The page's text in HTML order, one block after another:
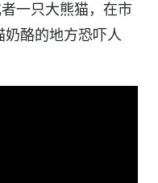
一只大熊猫，在市
酪的地方恐吓人